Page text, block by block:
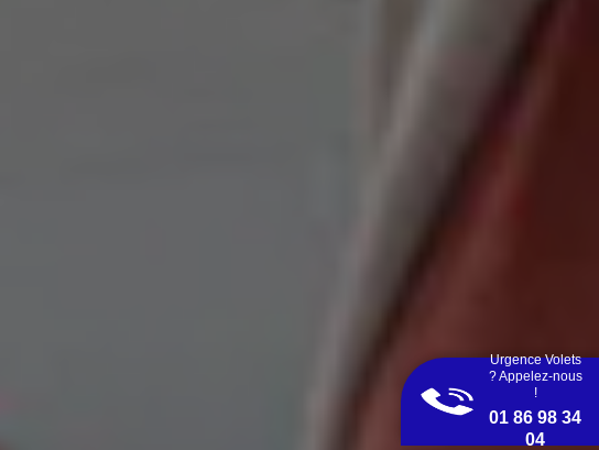
Urgence Volets
? Appelez-nous
!
01 86 98 34
04